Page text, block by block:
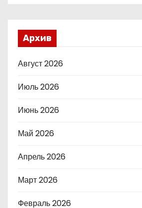
Архив
Август 2026
Июль 2026
Июнь 2026
Май 2026
Апрель 2026
Март 2026
Февраль 2026